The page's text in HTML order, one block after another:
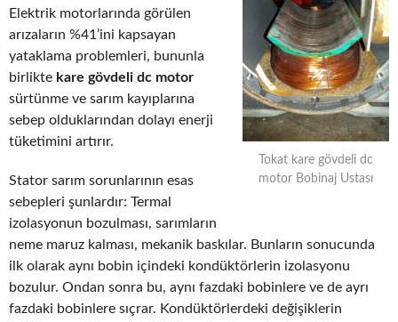
Tokat kare gövdeli dc
motor Bobinaj Ustası
Elektrik motorlarında görülen
arızaların %41’ini kapsayan
yataklama problemleri, bununla
birlikte kare gövdeli dc motor
sürtünme ve sarım kayıplarına
sebep olduklarından dolayı enerji
tüketimini artırır.
Stator sarım sorunlarının esas
sebepleri şunlardır: Termal
izolasyonun bozulması, sarımların
neme maruz kalması, mekanik baskılar. Bunların sonucunda
ilk olarak aynı bobin içindeki kondüktörlerin izolasyonu
bozulur. Ondan sonra bu, aynı fazdaki bobinlere ve de ayrı
fazdaki bobinlere sıçrar. Kondüktörlerdeki değişiklerin